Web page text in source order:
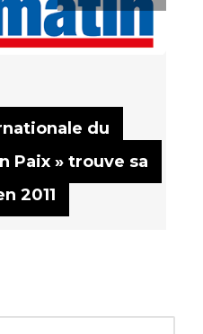
du
Paix » trouve sa
2011